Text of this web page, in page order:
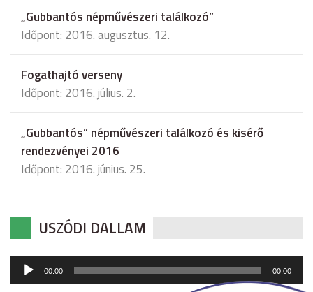
„Gubbantós népművészeri találkozó”
Időpont: 2016. augusztus. 12.
Fogathajtó verseny
Időpont: 2016. július. 2.
„Gubbantós” népművészeri találkozó és kisérő
rendezvényei 2016
Időpont: 2016. június. 25.
USZÓDI DALLAM
Audió
lejátszó
00:00 00:00